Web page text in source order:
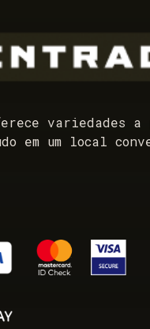
variedades a
em um local